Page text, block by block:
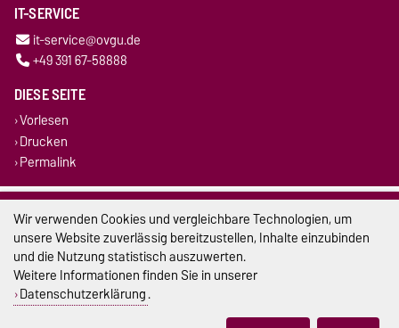
IT-SERVICE
it-service@ovgu.de
+49 391 67-58888
DIESE SEITE
Vorlesen
Drucken
Permalink
Impressum
Datenschutz
Barrierefreiheit
Cookie-Einstellungen
Wir verwenden Cookies und vergleichbare Technologien, um
unsere Website zuverlässig bereitzustellen, Inhalte einzubinden
und die Nutzung statistisch auszuwerten.
Weitere Informationen finden Sie in unserer
Datenschutzerklärung.